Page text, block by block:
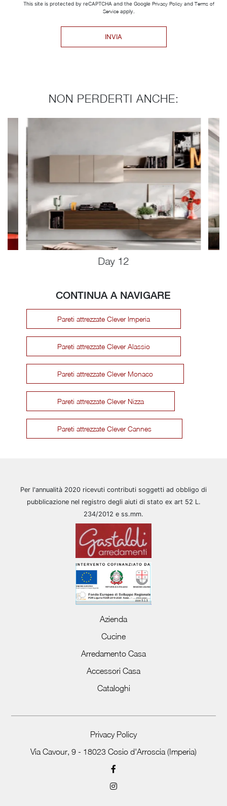
This site is protected by reCAPTCHA and the Google Privacy Policyand Terms of
Serviceapply.
INVIA
NON PERDERTI ANCHE:
Day 12
CONTINUA A NAVIGARE
Pareti attrezzate Clever Imperia
Pareti attrezzate Clever Alassio
Pareti attrezzate Clever Monaco
Pareti attrezzate Clever Nizza
Pareti attrezzate Clever Cannes
Per l'annualità 2020 ricevuti contributi soggetti ad obbligo di
pubblicazione nel registro degli aiuti di stato ex art 52 L.
234/2012 e ss.mm.
Azienda
Cucine
Arredamento Casa
Accessori Casa
Cataloghi
Privacy Policy
Via Cavour, 9 - 18023 Cosio d'Arroscia (Imperia)